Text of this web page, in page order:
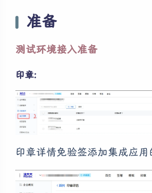
准备
测试环境接入准备
印章:
印章详情免验签添加集成应